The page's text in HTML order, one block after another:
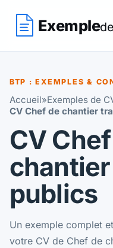
Exemplede
BTP : EXEMPLES &
Accueil»Exemples de
CV Chef de chantier
CV
publics
Un exemple complet
votre CV de Chef de